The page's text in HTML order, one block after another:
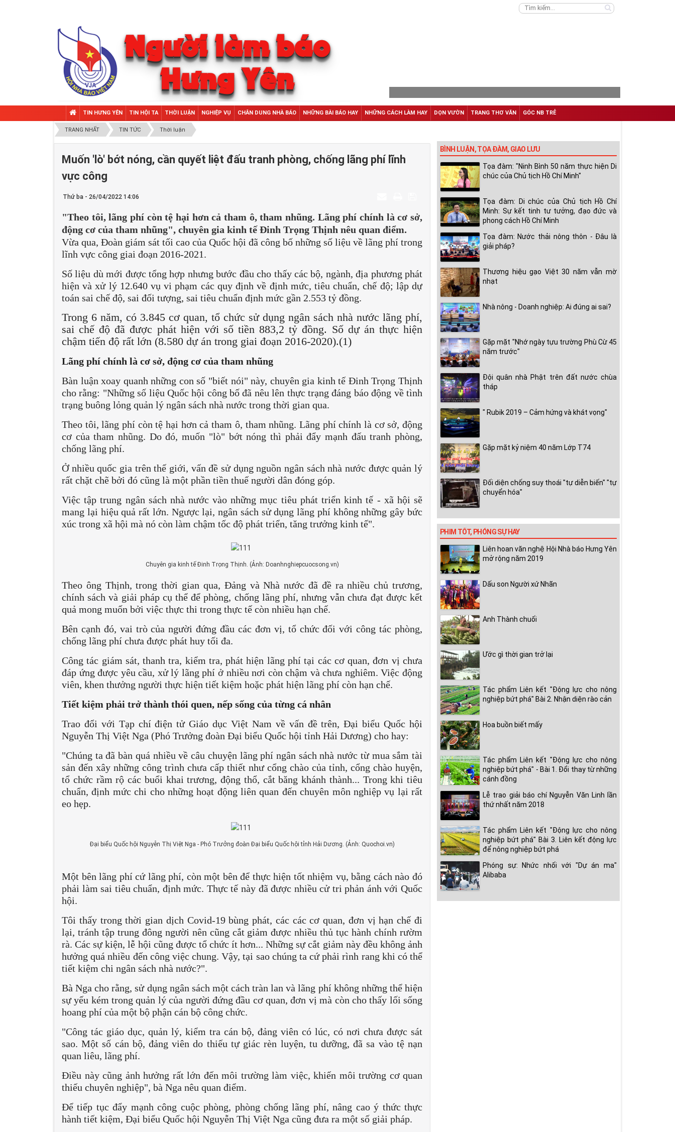
TIN HƯNG YÊN TIN HỘI TA THỜI LUẬN NGHIỆP VỤ CHÂN DUNG NHÀ BÁO NHỮNG BÀI BÁO HAY NHỮNG CÁCH LÀM HAY DỌN VƯỜN TRANG THƠ VĂN GÓC NB TRẺ
TRANG NHẤT TIN TỨC Thời luận
Muốn 'lò' bớt nóng, cần quyết liệt đấu tranh phòng, chống lãng phí lĩnh
vực công
Thứ ba - 26/04/2022 14:06
"Theo tôi, lãng phí còn tệ hại hơn cả tham ô, tham nhũng. Lãng phí chính là cơ sở,
động cơ của tham nhũng", chuyên gia kinh tế Đinh Trọng Thịnh nêu quan điểm.
Vừa qua, Đoàn giám sát tối cao của Quốc hội đã công bố những số liệu về lãng phí trong
lĩnh vực công giai đoạn 2016-2021.
Số liệu dù mới được tổng hợp nhưng bước đầu cho thấy các bộ, ngành, địa phương phát
hiện và xử lý 12.640 vụ vi phạm các quy định về định mức, tiêu chuẩn, chế độ; lập dự
toán sai chế độ, sai đối tượng, sai tiêu chuẩn định mức gần 2.553 tỷ đồng.
Trong 6 năm, có 3.845 cơ quan, tổ chức sử dụng ngân sách nhà nước lãng phí,
sai chế độ đã được phát hiện với số tiền 883,2 tỷ đồng. Số dự án thực hiện
chậm tiến độ rất lớn (8.580 dự án trong giai đoạn 2016-2020).(1)
Lãng phí chính là cơ sở, động cơ của tham nhũng
Bàn luận xoay quanh những con số "biết nói" này, chuyên gia kinh tế Đinh Trọng Thịnh
cho rằng: "Những số liệu Quốc hội công bố đã nêu lên thực trạng đáng báo động về tình
trạng buông lỏng quản lý ngân sách nhà nước trong thời gian qua.
Theo tôi, lãng phí còn tệ hại hơn cả tham ô, tham nhũng. Lãng phí chính là cơ sở, động
cơ của tham nhũng. Do đó, muốn "lò" bớt nóng thì phải đẩy mạnh đấu tranh phòng,
chống lãng phí.
Ở nhiều quốc gia trên thế giới, vấn đề sử dụng nguồn ngân sách nhà nước được quản lý
rất chặt chẽ bởi đó cũng là một phần tiền thuế người dân đóng góp.
Việc tập trung ngân sách nhà nước vào những mục tiêu phát triển kinh tế - xã hội sẽ
mang lại hiệu quả rất lớn. Ngược lại, ngân sách sử dụng lãng phí không những gây bức
xúc trong xã hội mà nó còn làm chậm tốc độ phát triển, tăng trưởng kinh tế".
Chuyên gia kinh tế Đinh Trọng Thịnh. (Ảnh: Doanhnghiepcuocsong.vn)
Theo ông Thịnh, trong thời gian qua, Đảng và Nhà nước đã đề ra nhiều chủ trương,
chính sách và giải pháp cụ thể để phòng, chống lãng phí, nhưng vẫn chưa đạt được kết
quả mong muốn bởi việc thực thi trong thực tế còn nhiều hạn chế.
Bên cạnh đó, vai trò của người đứng đầu các đơn vị, tổ chức đối với công tác phòng,
chống lãng phí chưa được phát huy tối đa.
Công tác giám sát, thanh tra, kiểm tra, phát hiện lãng phí tại các cơ quan, đơn vị chưa
đáp ứng được yêu cầu, xử lý lãng phí ở nhiều nơi còn chậm và chưa nghiêm. Việc động
viên, khen thưởng người thực hiện tiết kiệm hoặc phát hiện lãng phí còn hạn chế.
Tiết kiệm phải trở thành thói quen, nếp sống của từng cá nhân
Trao đổi với Tạp chí điện tử Giáo dục Việt Nam về vấn đề trên, Đại biểu Quốc hội
Nguyễn Thị Việt Nga (Phó Trưởng đoàn Đại biểu Quốc hội tỉnh Hải Dương) cho hay:
"Chúng ta đã bàn quá nhiều về câu chuyện lãng phí ngân sách nhà nước từ mua sắm tài
sản đến xây những công trình chưa cấp thiết như cổng chào của tỉnh, cổng chào huyện,
tổ chức rầm rộ các buổi khai trương, động thổ, cắt băng khánh thành... Trong khi tiêu
chuẩn, định mức chi cho những hoạt động liên quan đến chuyên môn nghiệp vụ lại rất
eo hẹp.
Đại biểu Quốc hội Nguyễn Thị Việt Nga - Phó Trưởng đoàn Đại biểu Quốc hội tỉnh Hải Dương. (Ảnh: Quochoi.vn)
Một bên lãng phí cứ lãng phí, còn một bên để thực hiện tốt nhiệm vụ, bằng cách nào đó
phải làm sai tiêu chuẩn, định mức. Thực tế này đã được nhiều cử tri phản ánh với Quốc
hội.
Tôi thấy trong thời gian dịch Covid-19 bùng phát, các các cơ quan, đơn vị hạn chế đi
lại, tránh tập trung đông người nên cũng cắt giảm được nhiều thủ tục hành chính rườm
rà. Các sự kiện, lễ hội cũng được tổ chức ít hơn... Những sự cắt giảm này đều không ảnh
hưởng quá nhiều đến công việc chung. Vậy, tại sao chúng ta cứ phải rình rang khi có thể
tiết kiệm chi ngân sách nhà nước?".
Bà Nga cho rằng, sử dụng ngân sách một cách tràn lan và lãng phí không những thể hiện
sự yếu kém trong quản lý của người đứng đầu cơ quan, đơn vị mà còn cho thấy lối sống
hoang phí của một bộ phận cán bộ công chức.
"Công tác giáo dục, quản lý, kiểm tra cán bộ, đảng viên có lúc, có nơi chưa được sát
sao. Một số cán bộ, đảng viên do thiếu tự giác rèn luyện, tu dưỡng, đã sa vào tệ nạn
quan liêu, lãng phí.
Điều này cũng ảnh hưởng rất lớn đến môi trường làm việc, khiến môi trường cơ quan
thiếu chuyên nghiệp", bà Nga nêu quan điểm.
Để tiếp tục đẩy mạnh công cuộc phòng, phòng chống lãng phí, nâng cao ý thức thực
hành tiết kiệm, Đại biểu Quốc hội Nguyễn Thị Việt Nga cũng đưa ra một số giải pháp.
BÌNH LUẬN, TỌA ĐÀM, GIAO LƯU
Tọa đàm: "Ninh Bình 50 năm thực hiện Di
chúc của Chủ tịch Hồ Chí Minh"
Tọa đàm: Di chúc của Chủ tịch Hồ Chí
Minh: Sự kết tinh tư tưởng, đạo đức và
phong cách Hồ Chí Minh
Tọa đàm: Nước thải nông thôn - Đâu là
giải pháp?
Thương hiệu gạo Việt 30 năm vẫn mờ
nhạt
Nhà nông - Doanh nghiệp: Ai đúng ai sai?
Gặp mặt "Nhớ ngày tựu trường Phù Cừ 45
năm trước"
Đội quân nhà Phật trên đất nước chùa
tháp
" Rubik 2019 – Cảm hứng và khát vọng"
Gặp mặt kỷ niệm 40 năm Lớp T74
Đối diện chống suy thoái "tự diễn biến" "tự
chuyển hóa"
PHIM TỐT, PHÓNG SỰ HAY
Liên hoan văn nghệ Hội Nhà báo Hưng Yên
mở rộng năm 2019
Dấu son Người xứ Nhãn
Anh Thành chuối
Ước gì thời gian trở lại
Tác phẩm Liên kết "Động lực cho nông
nghiệp bứt phá" Bài 2. Nhận diện rào cản
Hoa buồn biết mấy
Tác phẩm Liên kết "Động lực cho nông
nghiệp bứt phá" - Bài 1. Đổi thay từ những
cánh đồng
Lễ trao giải báo chí Nguyễn Văn Linh lần
thứ nhất năm 2018
Tác phẩm Liên kết "Động lực cho nông
nghiệp bứt phá" Bài 3. Liên kết động lực
để nông nghiệp bứt phá
Phóng sự: Nhức nhối với "Dự án ma"
Alibaba